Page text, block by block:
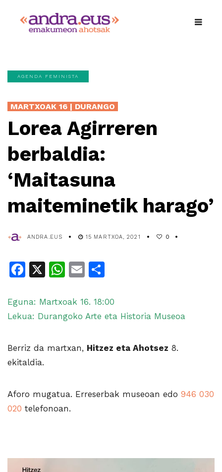
AGENDA FEMINISTA
MARTXOAK 16 | DURANGO
Lorea Agirreren
berbaldia:
‘Maitasuna
maiteminetik harago’
ANDRA.EUS 15 MARTXOA, 2021 0
Facebook
X WhatsApp
Email
Eguna: Martxoak 16. 18:00
Lekua: Durangoko Arte eta Historia Museoa
Berriz da martxan, Hitzez eta Ahotsez 8.
ekitaldia.
Aforo mugatua. Erreserbak museoan edo 946 030
020 telefonoan.